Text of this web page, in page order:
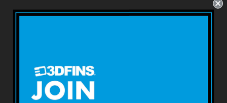
5.4''
Size: 4.2'' / 4.4'' /
USD
3D FINSについて
利用規約